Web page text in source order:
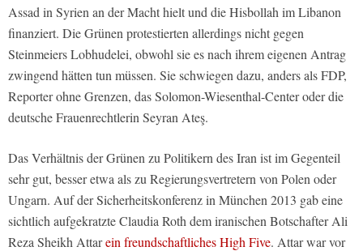
Assad in Syrien an der Macht hielt und die Hisbollah im Libanon
finanziert. Die Grünen protestierten allerdings nicht gegen
Steinmeiers Lobhudelei, obwohl sie es nach ihrem eigenen Antrag
zwingend hätten tun müssen. Sie schwiegen dazu, anders als FDP,
Reporter ohne Grenzen, das Solomon-Wiesenthal-Center oder die
deutsche Frauenrechtlerin Seyran Ateş.
Das Verhältnis der Grünen zu Politikern des Iran ist im Gegenteil
sehr gut, besser etwa als zu Regierungsvertretern von Polen oder
Ungarn. Auf der Sicherheitskonferenz in München 2013 gab eine
sichtlich aufgekratzte Claudia Roth dem iranischen Botschafter Ali
Reza Sheikh Attarein freundschaftliches High Five. Attar war vor